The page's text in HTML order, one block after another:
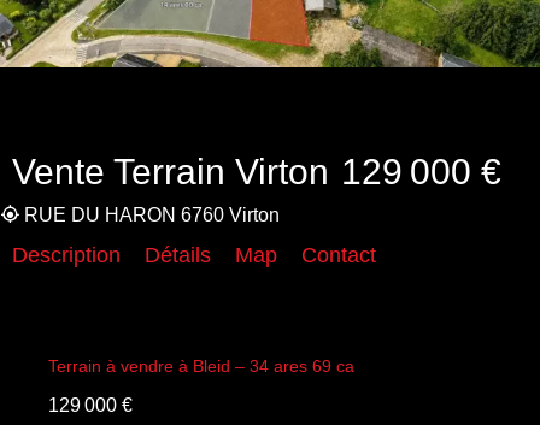
Vente Terrain Virton 129 000 €
RUE DU HARON 6760 Virton
Description Détails Map Contact
Terrain à vendre à Bleid – 34 ares 69 ca
129 000 €